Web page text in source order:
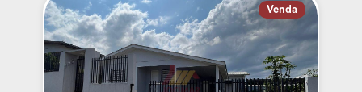
Venda